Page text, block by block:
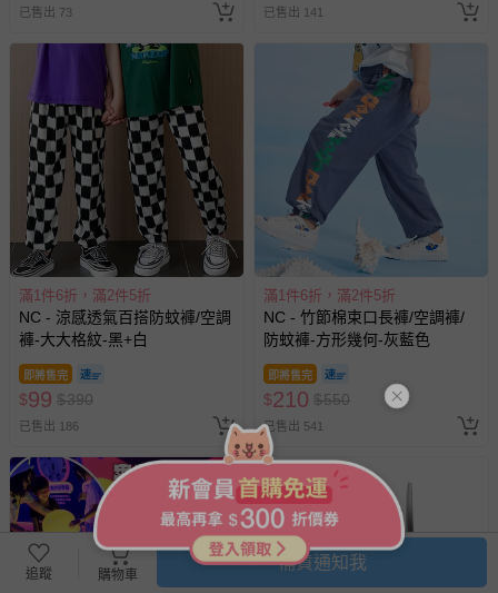
已售出 73 已售出 141
滿1件6折，滿2件5折
NC - 涼感透氣百搭防蚊褲/空調
褲-大大格紋-黑+白
即將售完
$99 $390
已售出 186
滿1件6折，滿2件5折
NC - 竹節棉束口長褲/空調褲/
防蚊褲-方形幾何-灰藍色
即將售完
$210 $550
已售出 541
追蹤 購物車
補貨通知我